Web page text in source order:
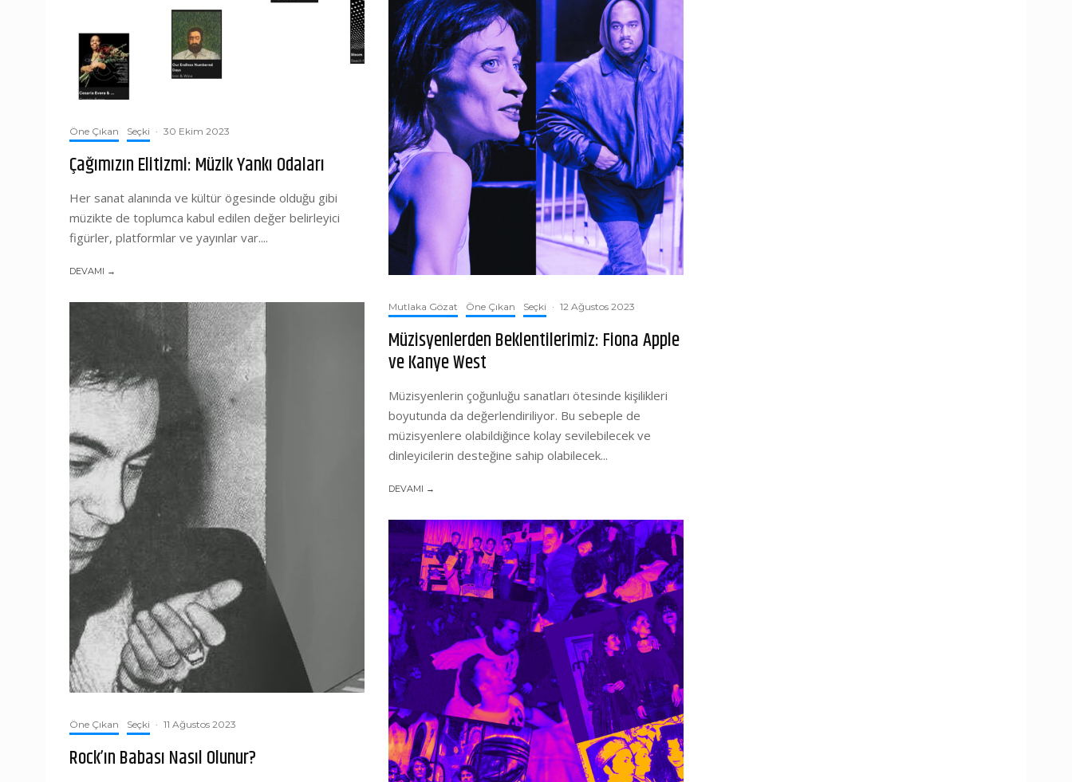
Öne Çıkan Seçki · 30 Ekim 2023
Çağımızın Elitizmi: Müzik Yankı Odaları
Her sanat alanında ve kültür ögesinde olduğu gibi
müzikte de toplumca kabul edilen değer belirleyici
figürler, platformlar ve yayınlar var....
DEVAMI →
Öne Çıkan Seçki · 11 Ağustos 2023
Rock’ın Babası Nasıl Olunur?
Mutlaka Gözat Öne Çıkan Seçki · 12 Ağustos 2023
Müzisyenlerden Beklentilerimiz: Fiona Apple
ve Kanye West
Müzisyenlerin çoğunluğu sanatları ötesinde kişilikleri
boyutunda da değerlendiriliyor. Bu sebeple de
müzisyenlere olabildiğince kolay sevilebilecek ve
dinleyicilerin desteğine sahip olabilecek...
DEVAMI →